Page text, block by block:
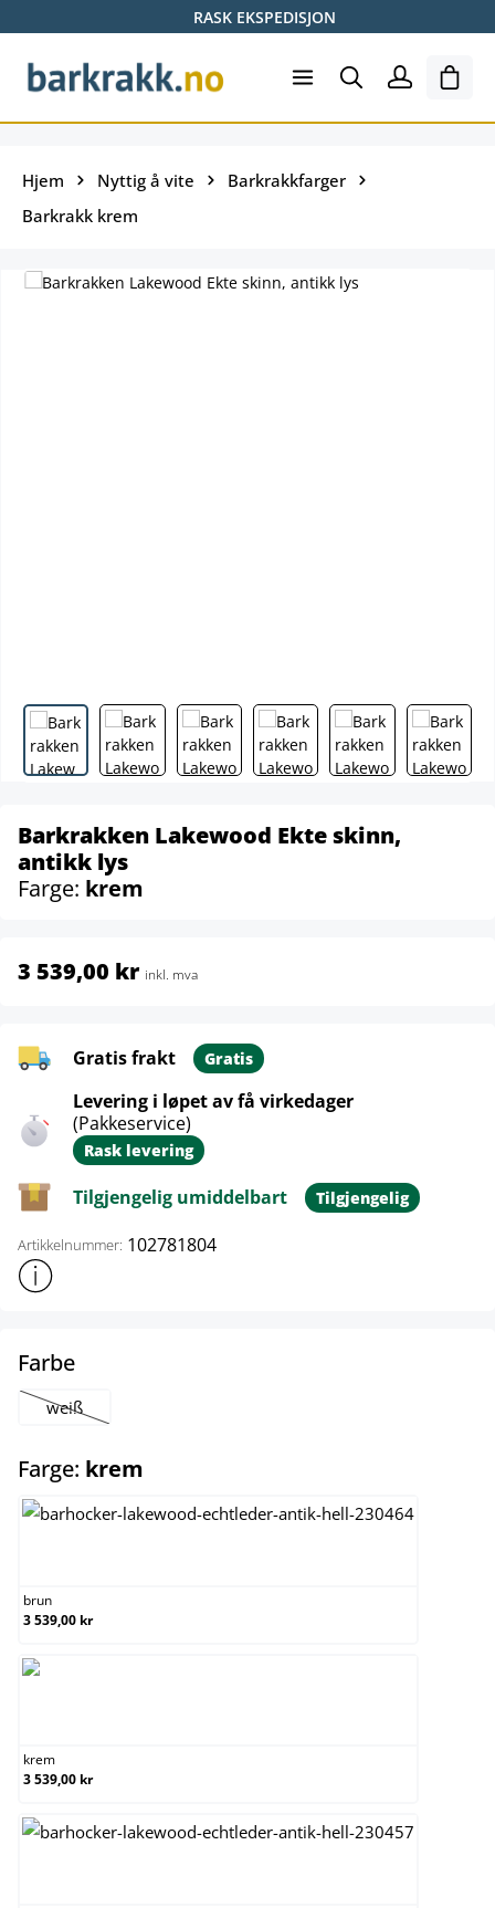
RASK EKSPEDISJON
Hjem Nyttig å vite
Barkrakkfarger
Barkrakk krem
Barkrakken Lakewood Ekte skinn,
antikk lys
Farge: krem
3 539,00 kr inkl. mva
Gratis frakt Gratis
Levering i løpet av få virkedager
(Pakkeservice)
Rask levering
Tilgjengelig umiddelbart Tilgjengelig
Artikkelnummer: 102781804
Vis mer produktinformasjon
Farbeselect
weiß
(Dette alternativet er foreløpig ikke tilgjengelig.)
Farge: krem
brun
3 539,00 kr
krem
3 539,00 kr